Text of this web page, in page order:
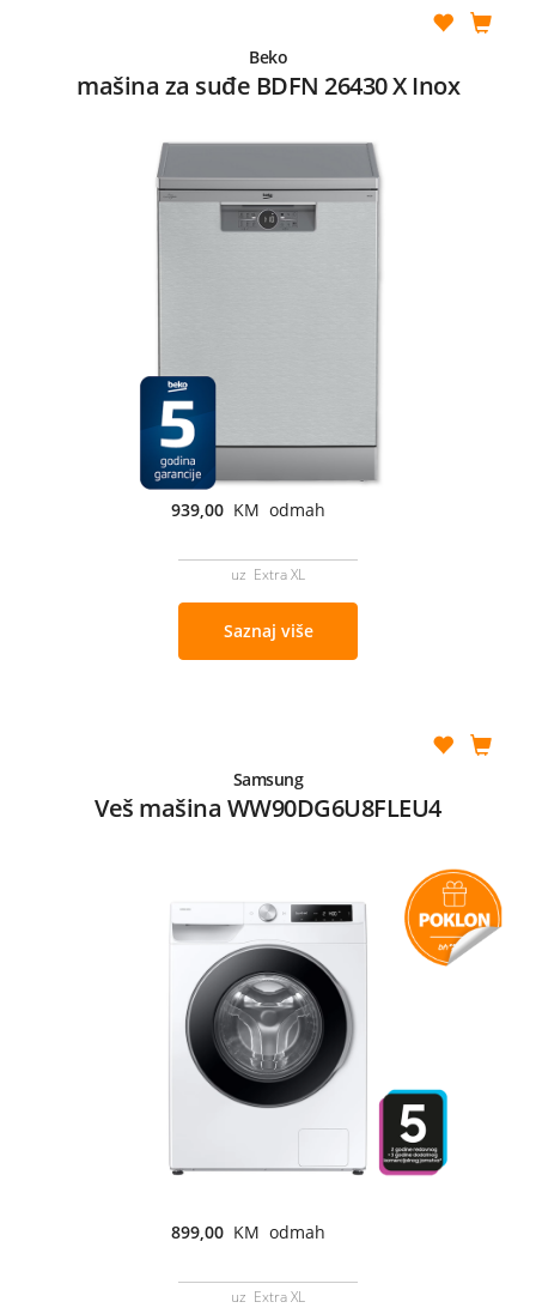
Beko
mašina za suđe BDFN 26430 X Inox
939,00 KM odmah
uz Extra XL
Saznaj više
Samsung
Veš mašina WW90DG6U8FLEU4
899,00 KM odmah
uz Extra XL